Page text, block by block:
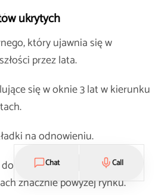
ukrytych
który ujawnia się w
przez lata.
się w oknie 3 lat w kierunku
na odnowieniu.
Cyprus Hire and Rejected
znacznie powyżej rynku.
Chat Call